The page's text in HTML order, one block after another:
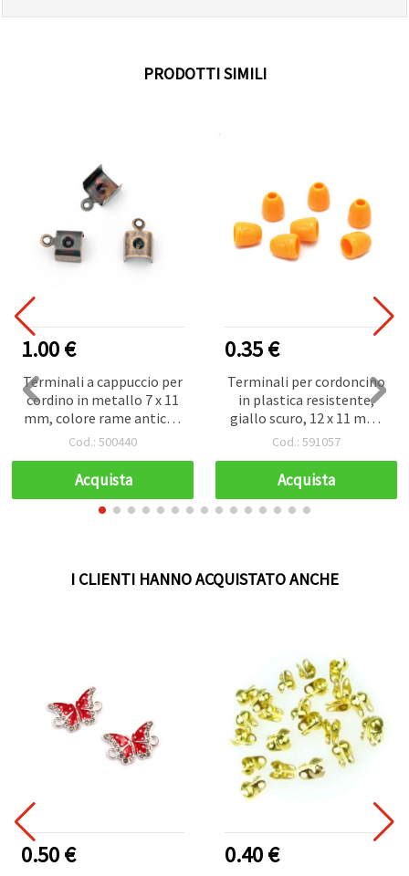
PRODOTTI SIMILI
1.00 €
Terminali a cappuccio per
cordino in metallo 7 x 11
mm, colore rame antico -
50 pz
Cod.: 500440
Acquista
0.35 €
Terminali per cordoncino
in plastica resistente,
giallo scuro, 12 x 11 mm,
foro 4 mm - 20 pz, fatti a
Cod.: 591057
Acquista
I CLIENTI HANNO ACQUISTATO ANCHE
0.50 € 0.40 €